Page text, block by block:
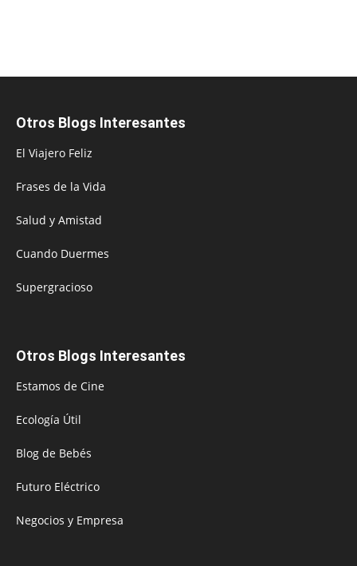
Otros Blogs Interesantes
El Viajero Feliz
Frases de la Vida
Salud y Amistad
Cuando Duermes
Supergracioso
Otros Blogs Interesantes
Estamos de Cine
Ecología Útil
Blog de Bebés
Futuro Eléctrico
Negocios y Empresa